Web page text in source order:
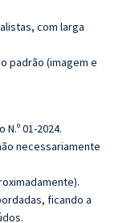
com larga
padrão (imagem e
01-2024.
necessariamente
ficando a